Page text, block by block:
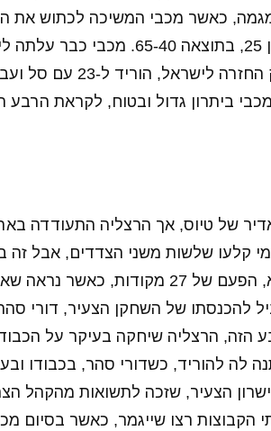
כאשר מכבי המשיכה לכתוש את
ראשונות שלו במשחק
ביתרון גדול ובטוח, לקראת הרבע
של טיוס, אך הרצליה התעודדה
קלעו שלשות משני הצדדים, אבל
עלתה לעוד יתרון שיא, הפעם של 27
הזה, הרצליה שיחקה בעיקר על
נתנה לה להוריד, כשדורי סהר, בכבודו
הצעיר, שזכה לתשואות מהקהל